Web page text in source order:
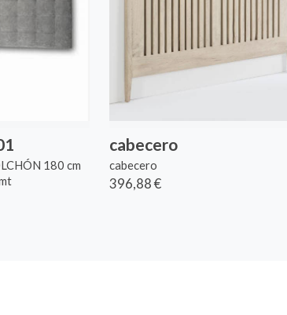
180 cm
cabecero
cabecero
396,88 €